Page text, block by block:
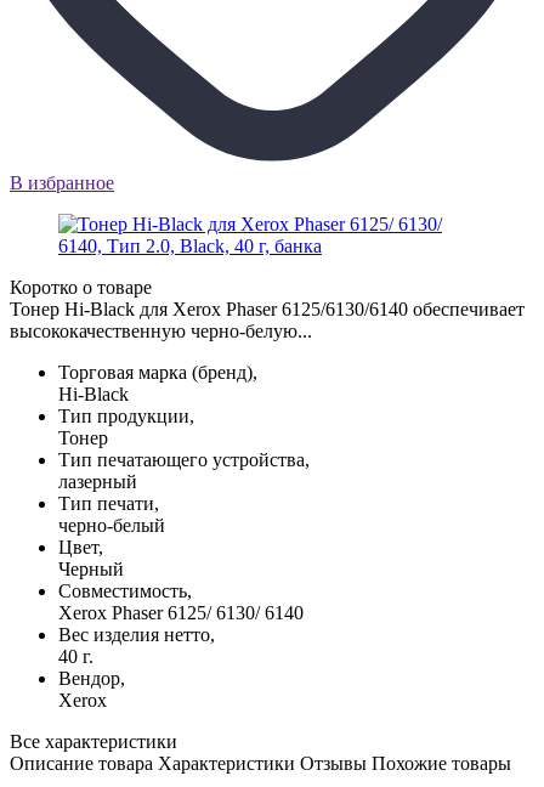
В избранное
Коротко о товаре
Тонер Hi-Black для Xerox Phaser 6125/6130/6140 обеспечивает
высококачественную черно-белую...
Торговая марка (бренд),
Hi-Black
Тип продукции,
Тонер
Тип печатающего устройства,
лазерный
Тип печати,
черно-белый
Цвет,
Черный
Совместимость,
Xerox Phaser 6125/ 6130/ 6140
Вес изделия нетто,
40 г.
Вендор,
Xerox
Все характеристики
Описание товара Характеристики Отзывы Похожие товары